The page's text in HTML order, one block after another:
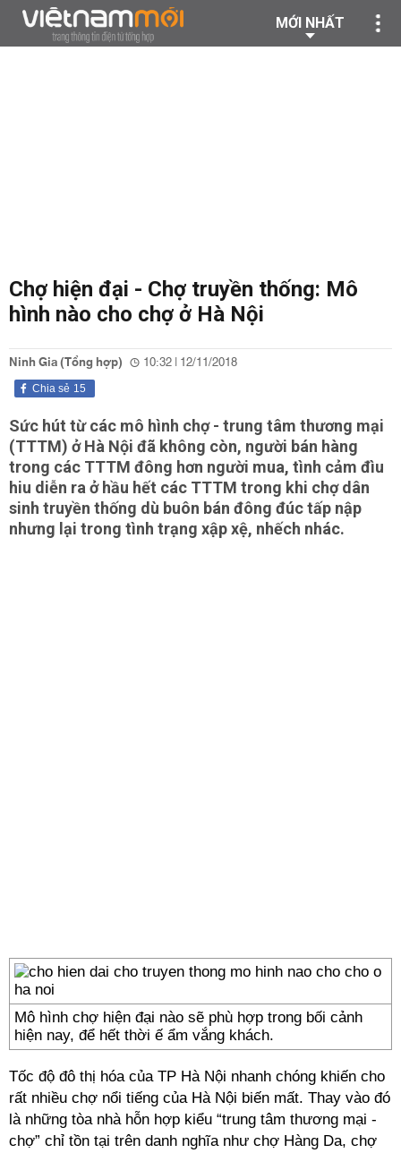
MỚI NHẤT
Chợ hiện đại - Chợ truyền thống: Mô
hình nào cho chợ ở Hà Nội
Ninh Gia (Tổng hợp) 10:32 | 12/11/2018
15
Chia sẻ
Sức hút từ các mô hình chợ - trung tâm thương mại
(TTTM) ở Hà Nội đã không còn, người bán hàng
trong các TTTM đông hơn người mua, tình cảm đìu
hiu diễn ra ở hầu hết các TTTM trong khi chợ dân
sinh truyền thống dù buôn bán đông đúc tấp nập
nhưng lại trong tình trạng xập xệ, nhếch nhác.
Mô hình chợ hiện đại nào sẽ phù hợp trong bối cảnh
hiện nay, để hết thời ế ẩm vắng khách.
Tốc độ đô thị hóa của TP Hà Nội nhanh chóng khiến cho
rất nhiều chợ nổi tiếng của Hà Nội biến mất. Thay vào đó
là những tòa nhà hỗn hợp kiểu “trung tâm thương mại -
chợ” chỉ tồn tại trên danh nghĩa như chợ Hàng Da, chợ